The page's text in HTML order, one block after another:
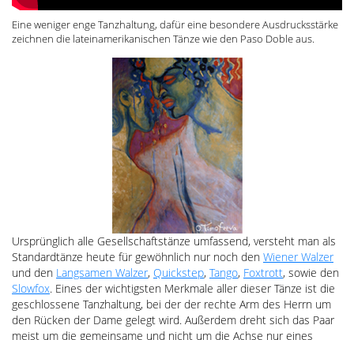
Eine weniger enge Tanzhaltung, dafür eine besondere Ausdrucksstärke
zeichnen die lateinamerikanischen Tänze wie den Paso Doble aus.
Ursprünglich alle Gesellschaftstänze umfassend, versteht man als
Standardtänze heute für gewöhnlich nur noch den Wiener Walzer
und den Langsamen Walzer, Quickstep, Tango, Foxtrott, sowie den
Slowfox. Eines der wichtigsten Merkmale aller dieser Tänze ist die
geschlossene Tanzhaltung, bei der der rechte Arm des Herrn um
den Rücken der Dame gelegt wird. Außerdem dreht sich das Paar
meist um die gemeinsame und nicht um die Achse nur eines